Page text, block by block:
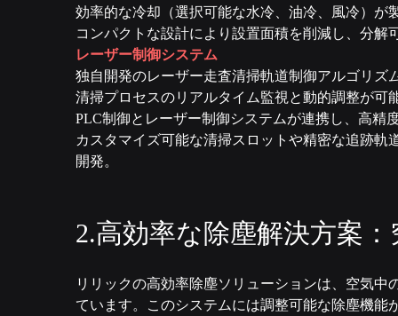
効率的な冷却（選択可能な水冷、油冷、風冷）が
コンパクトな設計により設置面積を削減し、分解
レーザー制御システム
独自開発のレーザー走査清掃軌道制御アルゴリズ
清掃プロセスのリアルタイム監視と動的調整が可
PLC制御とレーザー制御システムが連携し、高精度
カスタマイズ可能な清掃スロットや精密な追跡
開発。
2.高効率な除塵解決方案
リリックの高効率除塵ソリューションは、空気
ています。このシステムには調整可能な除塵機能